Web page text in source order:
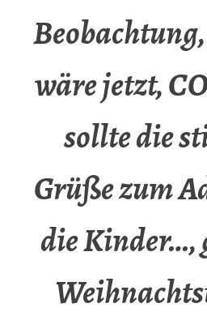
wäre jetzt,
sollte die
Grüße zum
die Kinder…,